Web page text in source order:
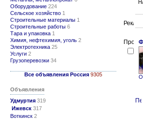
Оборудование 224
Сельское хозяйство 1
Строительные материалы 1
Строительные работы 6
Тара и упаковка 1
Химия, нефтехимия, уголь 2
Электротехника 25
Услуги 2
Грузоперевозки 34
Все объявления Россия 9305
Объявления
Удмуртия 319
Ижевск 317
Воткинск 2